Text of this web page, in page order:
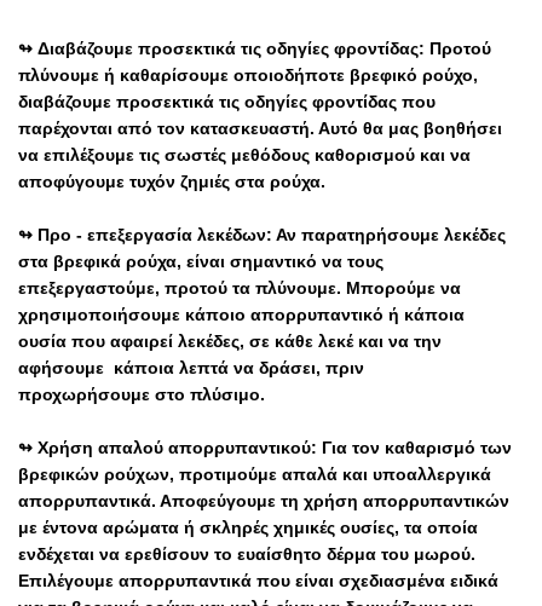
↬ Διαβάζουμε προσεκτικά τις οδηγίες φροντίδας: Προτού
πλύνουμε ή καθαρίσουμε οποιοδήποτε βρεφικό ρούχο,
διαβάζουμε προσεκτικά τις οδηγίες φροντίδας που
παρέχονται από τον κατασκευαστή. Αυτό θα μας βοηθήσει
να επιλέξουμε τις σωστές μεθόδους καθορισμού και να
αποφύγουμε τυχόν ζημιές στα ρούχα.
↬ Προ - επεξεργασία λεκέδων: Αν παρατηρήσουμε λεκέδες
στα βρεφικά ρούχα, είναι σημαντικό να τους
επεξεργαστούμε, προτού τα πλύνουμε. Μπορούμε να
χρησιμοποιήσουμε κάποιο απορρυπαντικό ή κάποια
ουσία που αφαιρεί λεκέδες, σε κάθε λεκέ και να την
αφήσουμε κάποια λεπτά να δράσει, πριν
προχωρήσουμε στο πλύσιμο.
↬ Χρήση απαλού απορρυπαντικού: Για τον καθαρισμό των
βρεφικών ρούχων, προτιμούμε απαλά και υποαλλεργικά
απορρυπαντικά. Αποφεύγουμε τη χρήση απορρυπαντικών
με έντονα αρώματα ή σκληρές χημικές ουσίες, τα οποία
ενδέχεται να ερεθίσουν το ευαίσθητο δέρμα του μωρού.
Επιλέγουμε απορρυπαντικά που είναι σχεδιασμένα ειδικά